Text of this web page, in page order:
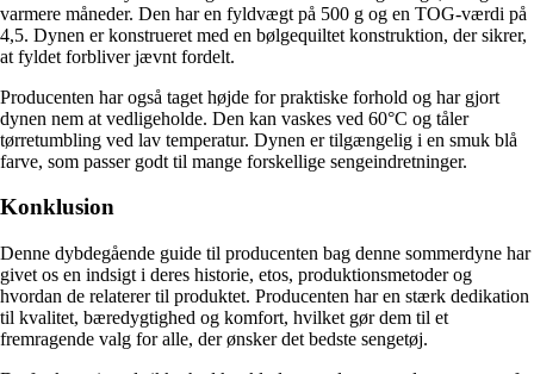
varmere måneder. Den har en fyldvægt på 500 g og en TOG-værdi på
4,5. Dynen er konstrueret med en bølgequiltet konstruktion, der sikrer,
at fyldet forbliver jævnt fordelt.
Producenten har også taget højde for praktiske forhold og har gjort
dynen nem at vedligeholde. Den kan vaskes ved 60°C og tåler
tørretumbling ved lav temperatur. Dynen er tilgængelig i en smuk blå
farve, som passer godt til mange forskellige sengeindretninger.
Konklusion
Denne dybdegående guide til producenten bag denne sommerdyne har
givet os en indsigt i deres historie, etos, produktionsmetoder og
hvordan de relaterer til produktet. Producenten har en stærk dedikation
til kvalitet, bæredygtighed og komfort, hvilket gør dem til et
fremragende valg for alle, der ønsker det bedste sengetøj.